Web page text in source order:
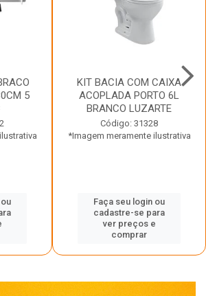
5
KIT BACIA COM CAIXA
ACOPLADA PORTO 6L
BRANCO LUZARTE
Código: 31328
*Imagem meramente ilustrativa
Faça seu login ou
cadastre-se para
ver preços e
comprar